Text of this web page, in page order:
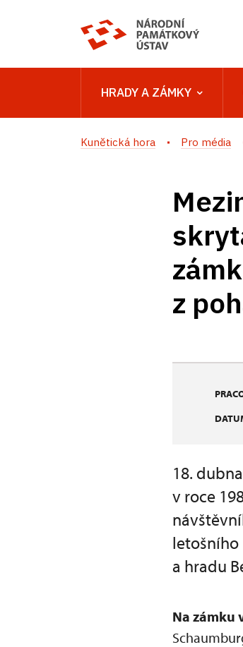
HRADY A ZÁMKY
Kunětická hora Pro média
z
18.
v roce
letošního
a hradu
Na zámku